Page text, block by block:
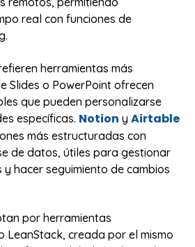
real con funciones de
herramientas más
Slides o PowerPoint ofrecen
que pueden personalizarse
específicas. Notion y Airtable
más estructuradas con
de datos, útiles para gestionar
hacer seguimiento de cambios
por herramientas
LeanStack, creada por el mismo